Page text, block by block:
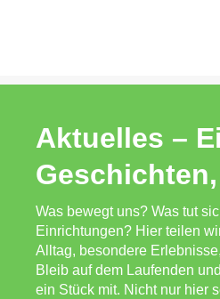
Aktuelles –
Was bewegt uns? Was tut
Einrichtungen? Hier teilen
Alltag, besondere
Bleib auf dem Laufenden
ein Stück mit. Nicht nur hier